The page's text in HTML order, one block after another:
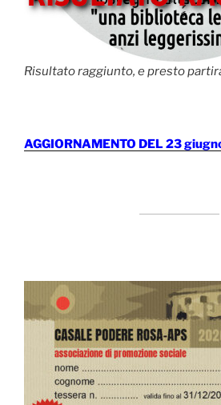
Risultato raggiunto, e presto
AGGIORNAMENTO DEL 23